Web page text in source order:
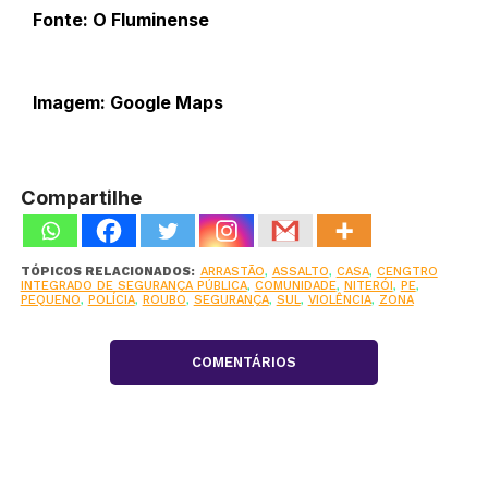
Fonte: O Fluminense
Imagem: Google Maps
Compartilhe
TÓPICOS RELACIONADOS: ARRASTÃO, ASSALTO, CASA, CENGTRO
INTEGRADO DE SEGURANÇA PÚBLICA, COMUNIDADE, NITERÓI, PE,
PEQUENO, POLÍCIA, ROUBO, SEGURANÇA, SUL, VIOLÊNCIA, ZONA
COMENTÁRIOS